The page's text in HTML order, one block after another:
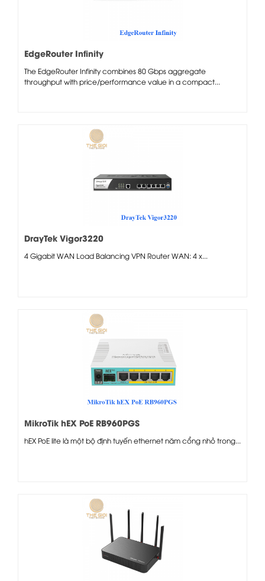
EdgeRouter Infinity
The EdgeRouter Infinity combines 80 Gbps aggregate
throughput with price/performance value in a compact...
DrayTek Vigor3220
4 Gigabit WAN Load Balancing VPN Router WAN: 4 x...
MikroTik hEX PoE RB960PGS
hEX PoE lite là một bộ định tuyến ethernet năm cổng nhỏ trong...